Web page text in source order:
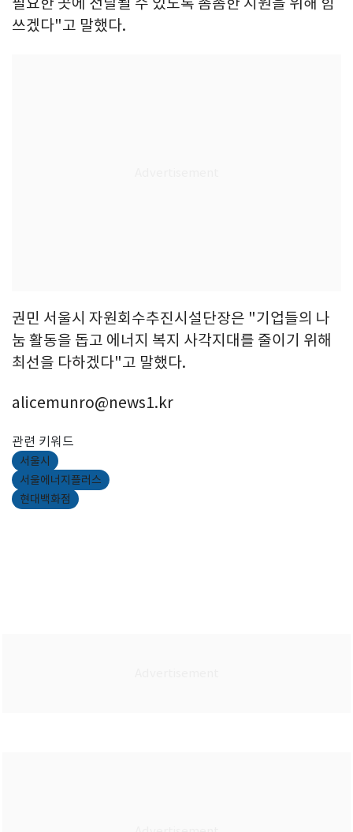
쓰겠다"고 말했다.
권민 서울시 자원회수추진시설단장은 "기업들의 나
눔 활동을 돕고 에너지 복지 사각지대를 줄이기 위해
최선을 다하겠다"고 말했다.
alicemunro@news1.kr
관련 키워드
서울시
서울에너지플러스
현대백화점